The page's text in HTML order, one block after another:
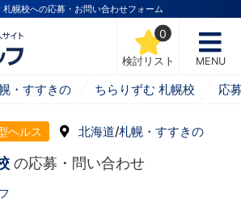
札幌校への応募・お問い合わせフォーム
検討リスト
0
MENU
・すすきの ちらりずむ 札幌校 応
ヘルス 北海道/札幌・すすきの
の応募・問い合わせ